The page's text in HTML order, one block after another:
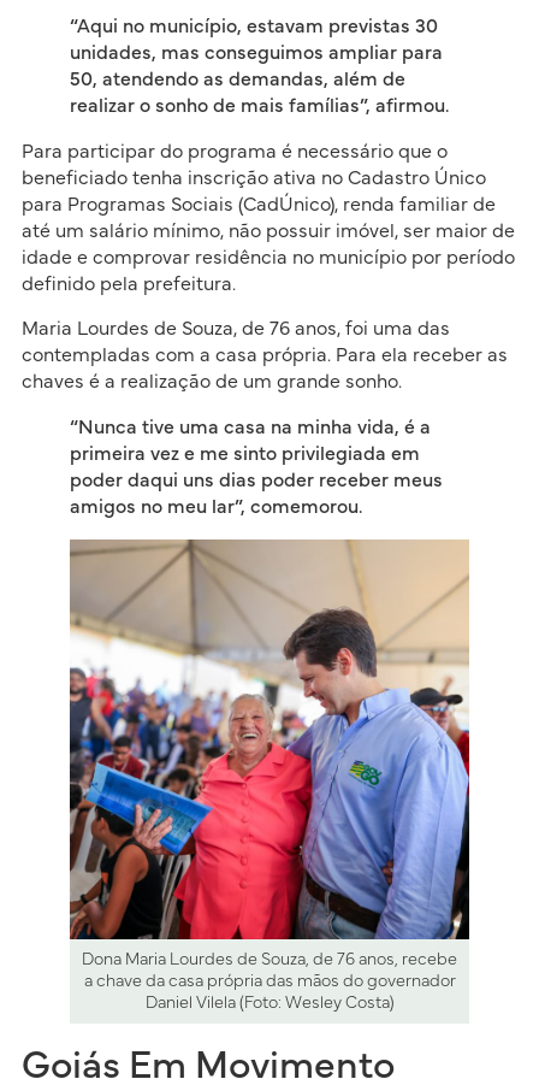
“Aqui no município, estavam previstas 30
unidades, mas conseguimos ampliar para
50, atendendo as demandas, além de
realizar o sonho de mais famílias”, afirmou.
Para participar do programa é necessário que o
beneficiado tenha inscrição ativa no Cadastro Único
para Programas Sociais (CadÚnico), renda familiar de
até um salário mínimo, não possuir imóvel, ser maior de
idade e comprovar residência no município por período
definido pela prefeitura.
Maria Lourdes de Souza, de 76 anos, foi uma das
contempladas com a casa própria. Para ela receber as
chaves é a realização de um grande sonho.
“Nunca tive uma casa na minha vida, é a
primeira vez e me sinto privilegiada em
poder daqui uns dias poder receber meus
amigos no meu lar”, comemorou.
Dona Maria Lourdes de Souza, de 76 anos, recebe
a chave da casa própria das mãos do governador
Daniel Vilela (Foto: Wesley Costa)
Goiás Em Movimento